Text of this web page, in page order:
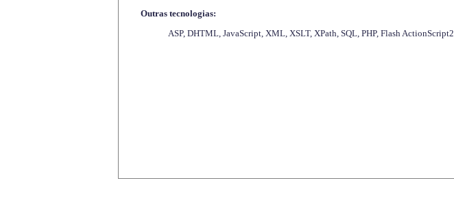
Outras tecnologias:
ASP, DHTML, JavaScript, XML, XSLT, XPath, SQL, PHP, Flash ActionScript2